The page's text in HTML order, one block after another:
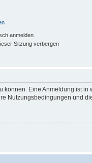
anmelden
Sitzung verbergen
können. Eine Anmeldung ist
Nutzungsbedingungen und